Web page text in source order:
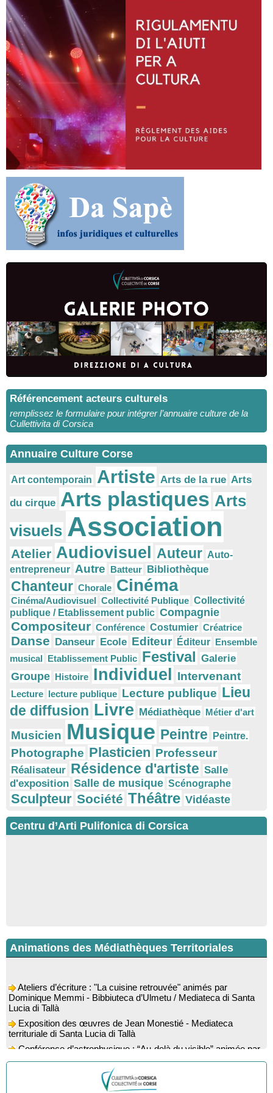
Référencement acteurs culturels
remplissez le formulaire pour intégrer l’annuaire culture de la
Cullettivita di Corsica
Annuaire Culture Corse
Art contemporain Artiste Arts de la rue Arts
du cirque Arts plastiques Arts
visuels Association
Atelier Audiovisuel Auteur Auto-
entrepreneur Autre Batteur Bibliothèque
Chanteur Chorale Cinéma
Cinéma/Audiovisuel Collectivité Publique Collectivité
publique / Etablissement public Compagnie
Compositeur Conférence Costumier Créatrice
Danse Danseur Ecole Editeur Éditeur Ensemble
musical Etablissement Public Festival Galerie
Groupe Histoire Individuel Intervenant
Lecture lecture publique Lecture publique Lieu
de diffusion Livre Médiathèque Métier d'art
Musicien Musique Peintre Peintre.
Photographe Plasticien Professeur
Réalisateur Résidence d'artiste Salle
d'exposition Salle de musique Scénographe
Sculpteur Société Théâtre Vidéaste
Centru d’Arti Pulifonica di Corsica
Animations des Médiathèques Territoriales
Dominique Memmi - Bibbiuteca d’Ulmetu / Mediateca di Santa
Lucia di Tallà
Exposition des œuvres de Jean Monestié - Mediateca
territuriale di Santa Lucia di Tallà
Conférence d’astrophysique : “Au-delà du visible” animée par
l’astrophysicien Paul Guerrini - Médiathèque - Pitretu è
Bicchisgià
Exposition des œuvres de Dominique Malberti Morin :
"Racines, peintures acryliques et aquarelles" - Mediateca